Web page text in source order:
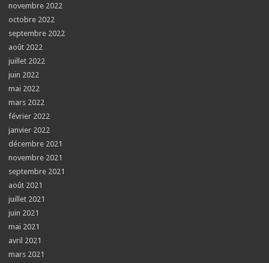
novembre 2022
octobre 2022
septembre 2022
août 2022
juillet 2022
juin 2022
mai 2022
mars 2022
février 2022
janvier 2022
décembre 2021
novembre 2021
septembre 2021
août 2021
juillet 2021
juin 2021
mai 2021
avril 2021
mars 2021